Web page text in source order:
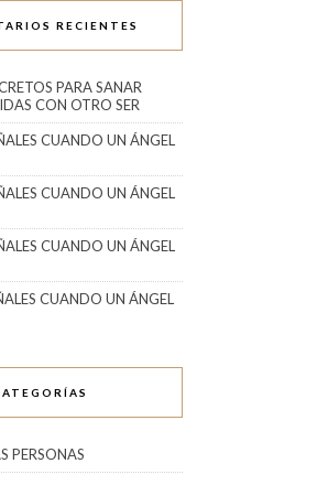
RECIENTES
PARA SANAR
CON OTRO SER
CUANDO UN ÁNGEL
CUANDO UN ÁNGEL
CUANDO UN ÁNGEL
CUANDO UN ÁNGEL
PERSONAS